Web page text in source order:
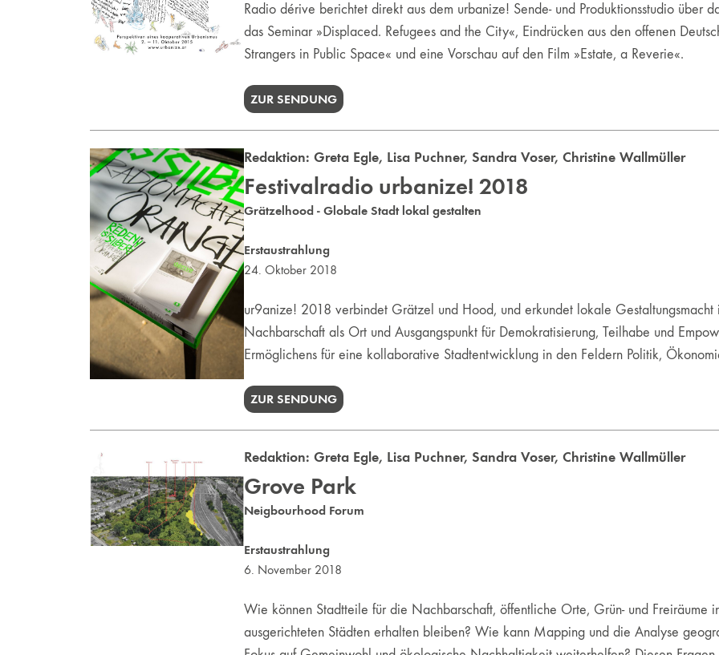
Radio dérive berichtet direkt aus dem urbanize! Sende- und Produktionsstudio über
das Seminar »Displaced. Refugees and the City«, Eindrücken aus den offenen
Strangers in Public Space« und eine Vorschau auf den Film »Estate, a Reverie«.
ZUR SENDUNG
Redaktion: Greta Egle, Lisa Puchner, Sandra Voser, Christine Wallmüller
Festivalradio urbanize! 2018
Grätzelhood - Globale Stadt lokal gestalten
Erstaustrahlung
24. Oktober 2018
ur9anize! 2018 verbindet Grätzel und Hood, und erkundet lokale
Nachbarschaft als Ort und Ausgangspunkt für Demokratisierung, Teilhabe und
Ermöglichens für eine kollaborative Stadtentwicklung in den Feldern Politik,
ZUR SENDUNG
Redaktion: Greta Egle, Lisa Puchner, Sandra Voser, Christine Wallmüller
Grove Park
Neigbourhood Forum
Erstaustrahlung
6. November 2018
Wie können Stadtteile für die Nachbarschaft, öffentliche Orte, Grün- und Freiräume
ausgerichteten Städten erhalten bleiben? Wie kann Mapping und die Analyse